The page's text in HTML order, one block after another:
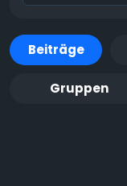
Beiträge
Gruppen